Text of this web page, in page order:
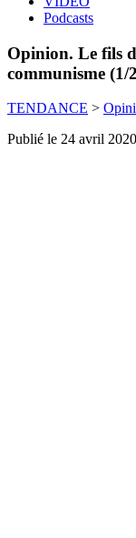
Podcasts
Opinion. Le fils
communisme (1/
TENDANCE >
Publié le 24 avril 2020